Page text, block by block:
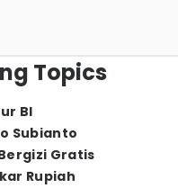
Topics
BI
Subianto
Gratis
Rupiah